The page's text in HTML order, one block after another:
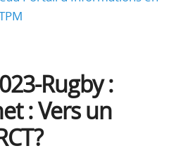
Rugby :
: Vers un